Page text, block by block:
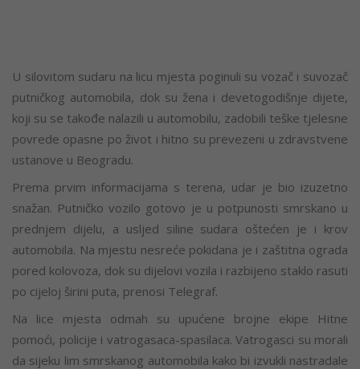
U silovitom sudaru na licu mjesta poginuli su vozač i suvozač
putničkog automobila, dok su žena i devetogodišnje dijete,
koji su se takođe nalazili u automobilu, zadobili teške tjelesne
povrede opasne po život i hitno su prevezeni u zdravstvene
ustanove u Beogradu.
Prema prvim informacijama s terena, udar je bio izuzetno
snažan. Putničko vozilo gotovo je u potpunosti smrskano u
prednjem dijelu, a usljed siline sudara oštećen je i krov
automobila. Na mjestu nesreće pokidana je i zaštitna ograda
pored kolovoza, dok su dijelovi vozila i razbijeno staklo rasuti
po cijeloj širini puta, prenosi Telegraf.
Na lice mjesta odmah su upućene brojne ekipe Hitne
pomoći, policije i vatrogasaca-spasilaca. Vatrogasci su morali
da sijeku lim smrskanog automobila kako bi izvukli nastradale